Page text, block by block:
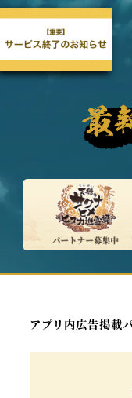
アプリ内広告掲載